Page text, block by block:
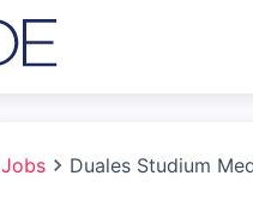
Jobs Duales Studium